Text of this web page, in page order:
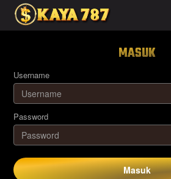
MASUK
Username
Password
Masuk